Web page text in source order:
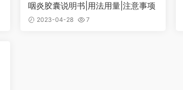
咽炎胶囊说明书|用法用量|注意事项
2023-04-28 7